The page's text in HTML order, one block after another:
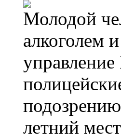
Молодой
алкоголем
летний